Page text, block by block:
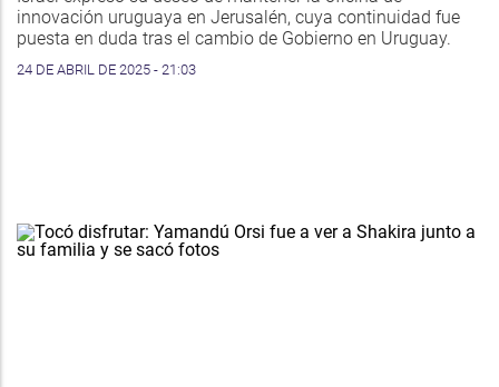
innovación uruguaya en Jerusalén, cuya continuidad fue
puesta en duda tras el cambio de Gobierno en Uruguay.
24 DE ABRIL DE 2025 - 21:03